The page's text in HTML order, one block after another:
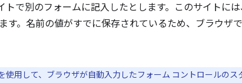
で別のフォームに記入したとします。このサイトには
す。名前の値がすでに保存されているため、ブラウザ
使用して、ブラウザが自動入力したフォーム コントロールの